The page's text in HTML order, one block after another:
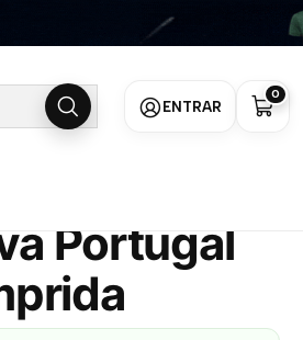
ENTRAR
0
Portugal